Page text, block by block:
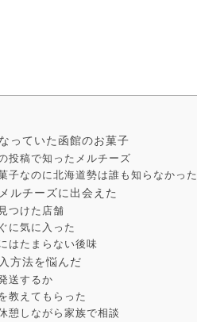
っていた函館のお菓子
投稿で知ったメルチーズ
子なのに北海道勢は誰も知らなかった
ルチーズに出会えた
つけた店舗
に気に入った
はたまらない後味
方法を悩んだ
送するか
教えてもらった
憩しながら家族で相談